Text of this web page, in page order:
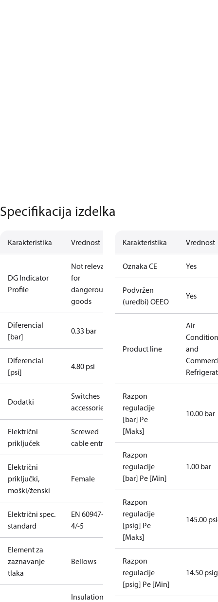
Specifikacija izdelka
Karakteristika Vrednost
DG Indicator
Profile
Not relevant
for
dangerous
goods
Diferencial
[bar]
0.33 bar
Diferencial
[psi]
4.80 psi
Dodatki
Switches
accessories
Električni
priključek
Screwed
cable entry
Električni
priključki,
moški/ženski
Female
Električni spec.
standard
EN 60947-
4/-5
Element za
zaznavanje
tlaka
Bellows
Insulation:
Karakteristika Vrednost
Oznaka CE Yes
Podvržen
(uredbi) OEEO
Yes
Product line
Air
and
Razpon
regulacije
[bar] Pe
[Maks]
10.00 bar
Razpon
regulacije
[bar] Pe [Min]
1.00 bar
Razpon
regulacije
[psig] Pe
[Maks]
145.00
Razpon
regulacije
[psig] Pe [Min]
14.50 psig